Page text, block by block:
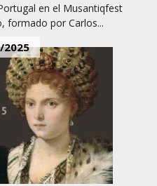
en el Musantiqfest
formado por Carlos...
2025